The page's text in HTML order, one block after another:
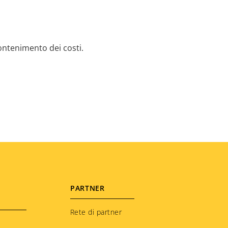
dei costi.
PARTNER
Rete di partner